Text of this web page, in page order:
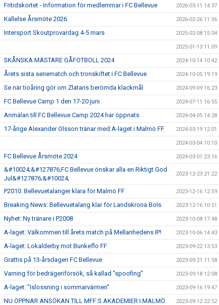
Fritidskortet - Information för medlemmar i FC Bellevue 2026-03-11 14:37
Kallelse Årsmöte 2026 2026-02-26 11:56
Intersport Skoutprovardag 4-5 mars 2025-02-08 15:04
2025-01-13 11:09
SKÅNSKA MÄSTARE GÅFOTBOLL 2024 2024-10-14 10:42
Årets sista seriematch och tronskiftet i FC Bellevue 2024-10-05 19:19
Se när tioåring gör om Zlatans berömda klackmål 2024-09-09 16:23
FC Bellevue Camp 1 den 17-20 juni 2024-07-11 16:55
Anmälan till FC Bellevue Camp 2024 har öppnats 2024-04-05 14:28
17-årige Alexander Olsson tränar med A-laget i Malmö FF 2024-03-19 12:01
2024-03-04 10:10
FC Bellevue Årsmöte 2024 2024-03-01 23:16
&#10024;&#127876;FC Bellevue önskar alla en Riktigt God
Jul&#127876;&#10024;
2023-12-23 21:22
P2010: Bellevuetalanger klara för Malmö FF 2023-12-16 12:59
Breaking News: Bellevuetalang klar för Landskrona BoIs 2023-12-16 10:51
Nyhet: Ny tränare i P2008 2023-10-08 17:48
A-laget: Välkommen till årets match på Mellanhedens IP! 2023-10-06 14:43
A-laget: Lokalderby mot Bunkeflo FF 2023-09-22 13:53
Grattis på 13-årsdagen FC Bellevue 2023-09-21 11:58
Varning för bedrägeriförsök, så kallad ”spoofing” 2023-09-18 12:08
A-laget: ”Islossning i sommarvärmen” 2023-09-16 19:47
NU ÖPPNAR ANSÖKAN TILL MFF:S AKADEMIER I MALMÖ 2023-09-12 22:52